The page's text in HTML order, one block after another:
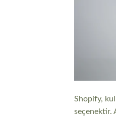
Shopify,
seçenektir.